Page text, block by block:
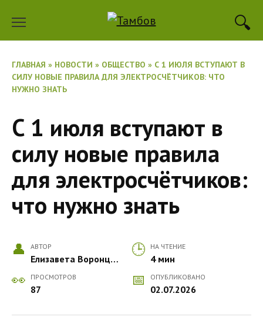
содержанию
ГЛАВНАЯ » НОВОСТИ » ОБЩЕСТВО » С 1 ИЮЛЯ ВСТУПАЮТ В
СИЛУ НОВЫЕ ПРАВИЛА ДЛЯ ЭЛЕКТРОСЧЁТЧИКОВ: ЧТО
НУЖНО ЗНАТЬ
С 1 июля вступают в
силу новые правила
для электросчётчиков:
что нужно знать
АВТОР
Елизавета Воронцова
НА ЧТЕНИЕ
4 мин
ПРОСМОТРОВ
87
ОПУБЛИКОВАНО
02.07.2026